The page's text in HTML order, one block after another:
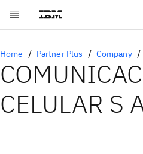
Home Partner Plus Company
CELULAR S